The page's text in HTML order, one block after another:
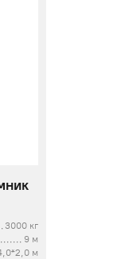
3000 кг
9 м
м